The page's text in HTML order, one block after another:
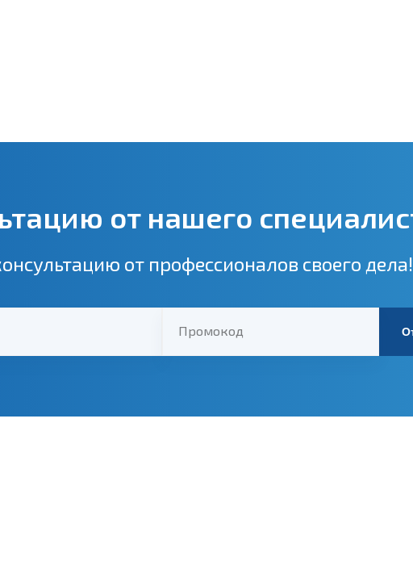
от нашего
от профессионалов своего дела!
Промокод